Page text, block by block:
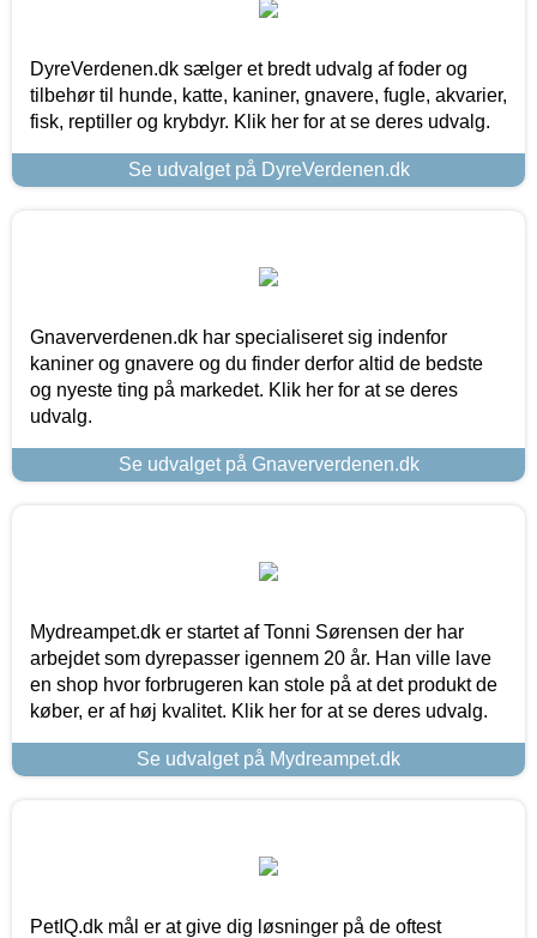
DyreVerdenen.dk sælger et bredt udvalg af foder og
tilbehør til hunde, katte, kaniner, gnavere, fugle, akvarier,
fisk, reptiller og krybdyr. Klik her for at se deres udvalg.
Se udvalget på DyreVerdenen.dk
Gnaververdenen.dk har specialiseret sig indenfor
kaniner og gnavere og du finder derfor altid de bedste
og nyeste ting på markedet. Klik her for at se deres
udvalg.
Se udvalget på Gnaververdenen.dk
Mydreampet.dk er startet af Tonni Sørensen der har
arbejdet som dyrepasser igennem 20 år. Han ville lave
en shop hvor forbrugeren kan stole på at det produkt de
køber, er af høj kvalitet. Klik her for at se deres udvalg.
Se udvalget på Mydreampet.dk
PetIQ.dk mål er at give dig løsninger på de oftest